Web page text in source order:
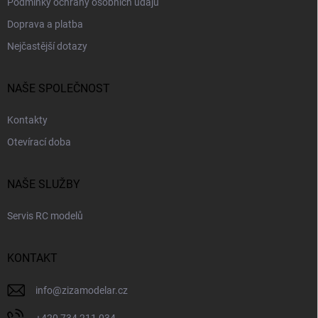
Doprava a platba
Nejčastější dotazy
NAŠE SPOLEČNOST
Kontakty
Otevírací doba
NAŠE SLUŽBY
Servis RC modelů
KONTAKT
info@zizamodelar.cz